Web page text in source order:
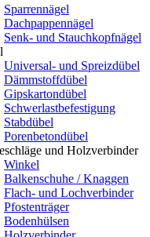
Sparrennägel
Dachpappennägel
Senk- und Stauchkopfnägel
Universal- und Spreizdübel
Dämmstoffdübel
Gipskartondübel
Schwerlastbefestigung
Stabdübel
Porenbetondübel
und Holzverbinder
Winkel
Balkenschuhe / Knaggen
Flach- und Lochverbinder
Pfostenträger
Bodenhülsen